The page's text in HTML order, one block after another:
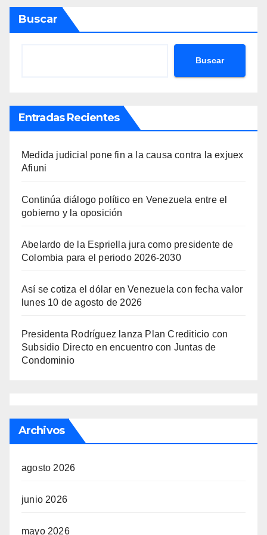
Buscar
Buscar
Entradas Recientes
Medida judicial pone fin a la causa contra la exjuex
Afiuni
Continúa diálogo político en Venezuela entre el
gobierno y la oposición
Abelardo de la Espriella jura como presidente de
Colombia para el periodo 2026-2030
Así se cotiza el dólar en Venezuela con fecha valor
lunes 10 de agosto de 2026
Presidenta Rodríguez lanza Plan Crediticio con
Subsidio Directo en encuentro con Juntas de
Condominio
Archivos
agosto 2026
junio 2026
mayo 2026